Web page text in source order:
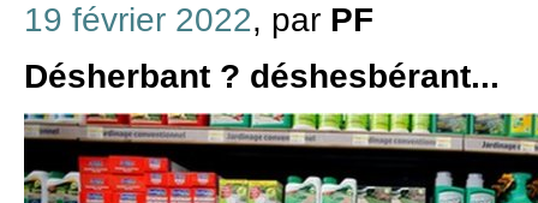
19 février 2022, par PF
Désherbant ? déshesbérant...